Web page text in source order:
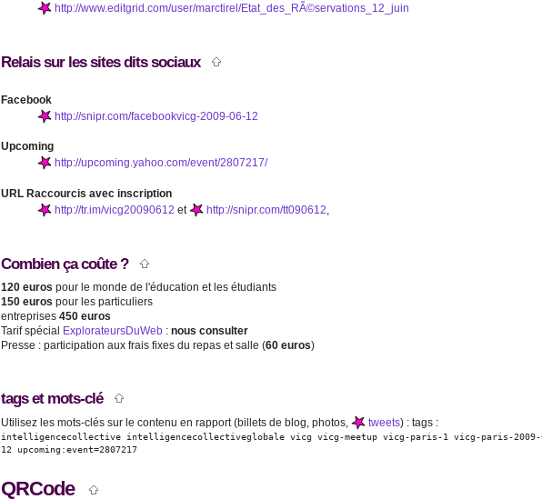
http://www.editgrid.com/user/marctirel/Etat_des_RÃ©servations_12_juin
Relais sur les sites dits sociaux
Facebook
http://snipr.com/facebookvicg-2009-06-12
Upcoming
http://upcoming.yahoo.com/event/2807217/
URL Raccourcis avec inscription
http://tr.im/vicg20090612 et http://snipr.com/tt090612,
Combien ça coûte ?
120 euros pour le monde de l'éducation et les étudiants
150 euros pour les particuliers
entreprises 450 euros
Tarif spécial ExplorateursDuWeb : nous consulter
Presse : participation aux frais fixes du repas et salle (60 euros)
tags et mots-clé
Utilisez les mots-clés sur le contenu en rapport (billets de blog, photos, tweets) : tags :
intelligencecollective intelligencecollectiveglobale vicg vicg-meetup vicg-paris-1
vicg-paris-2009-
12
upcoming:event=2807217
QRCode